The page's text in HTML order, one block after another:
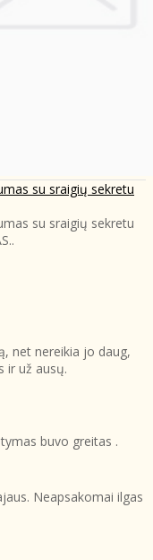
su sraigių sekretu
su sraigių sekretu
net nereikia jo daug,
ir už ausų.
buvo greitas .
Neapsakomai ilgas